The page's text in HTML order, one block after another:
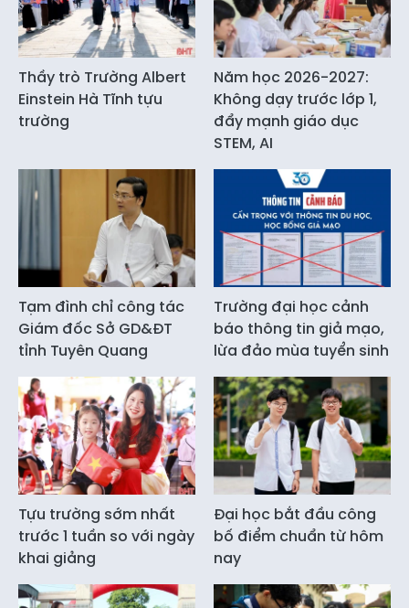
Thầy trò Trường Albert
Einstein Hà Tĩnh tựu
trường
Năm học 2026-2027:
Không dạy trước lớp 1,
đẩy mạnh giáo dục
STEM, AI
Tạm đình chỉ công tác
Giám đốc Sở GD&ĐT
tỉnh Tuyên Quang
Trường đại học cảnh
báo thông tin giả mạo,
lừa đảo mùa tuyển sinh
Tựu trường sớm nhất
trước 1 tuần so với ngày
khai giảng
Đại học bắt đầu công
bố điểm chuẩn từ hôm
nay